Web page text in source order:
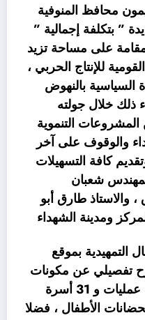
محافظ المنوفية
” بتكلفة إجمالية ”
” والمقامة على مساحة تزيد
الهيئة القومية للإنتاج الحربي ،
السياسية بالنهوض
ذلك خلال جولته
المشروعات التنموية
والوقوف على آخر
كافة التسهيلات
شعبان
والاستاذ طارق أبو
ومدينة الشهداء
التمهيدية بموقع
تفصيلي عن مكونات
المشروع والذى يضم 5 غرف عمليات و 31 أسرة
الغسيل الكلوي و 24 بحضانات الأطفال ، فضلا